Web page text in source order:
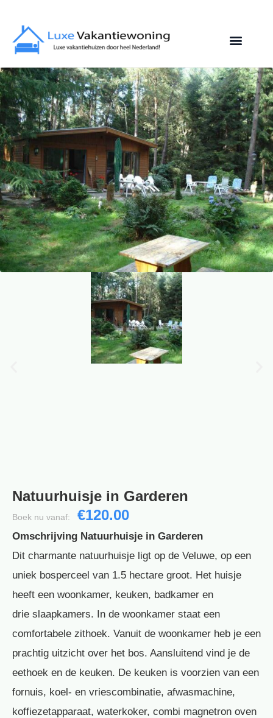
Natuurhuisje in Garderen
Boek nu vanaf: €120.00
Omschrijving Natuurhuisje in Garderen
Dit charmante natuurhuisje ligt op de Veluwe, op een
uniek bosperceel van 1.5 hectare groot. Het huisje
heeft een woonkamer, keuken, badkamer en
drie slaapkamers. In de woonkamer staat een
comfortabele zithoek. Vanuit de woonkamer heb je een
prachtig uitzicht over het bos. Aansluitend vind je de
eethoek en de keuken. De keuken is voorzien van een
fornuis, koel- en vriescombinatie, afwasmachine,
koffiezetapparaat, waterkoker, combi magnetron oven